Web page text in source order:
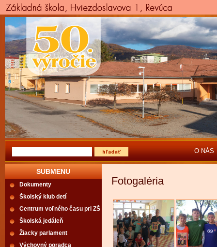
O NÁS
SUBMENU
Dokumenty
Školský klub detí
Centrum voľného času pri ZŠ
Školská jedáleň
Žiacky parlament
Výchovný poradca
Fotogaléria